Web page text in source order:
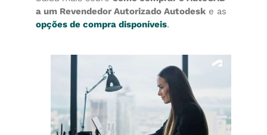
a um Revendedor Autorizado Autodesk e as
opções de compra disponíveis.